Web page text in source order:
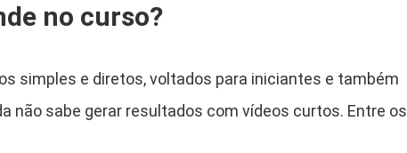
no curso?
simples e diretos, voltados para iniciantes e também
não sabe gerar resultados com vídeos curtos. Entre os